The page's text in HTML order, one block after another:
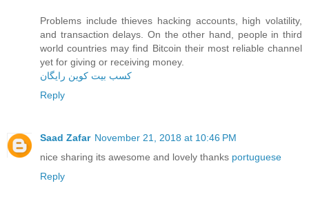
Problems include thieves hacking accounts, high volatility,
and transaction delays. On the other hand, people in third
world countries may find Bitcoin their most reliable channel
yet for giving or receiving money.
کسب بیت کوین رایگان
Reply
Saad Zafar November 21, 2018 at 10:46 PM
nice sharing its awesome and lovely thanks portuguese
Reply